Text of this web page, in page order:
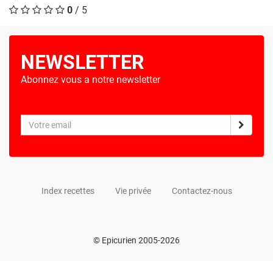
0 / 5
NEWSLETTER
Abonnez vous a notre newsletter
Index recettes Vie privée Contactez-nous
© Epicurien 2005-2026